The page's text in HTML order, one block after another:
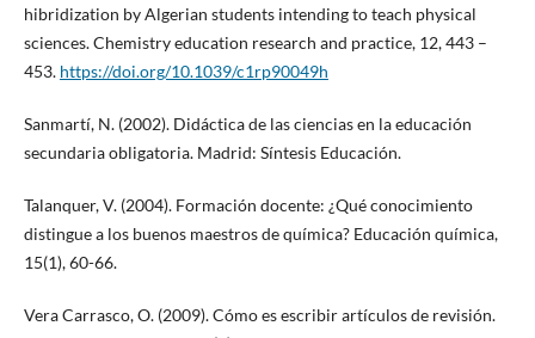
hibridization by Algerian students intending to teach physical
sciences. Chemistry education research and practice, 12, 443 –
453. https://doi.org/10.1039/c1rp90049h
Sanmartí, N. (2002). Didáctica de las ciencias en la educación
secundaria obligatoria. Madrid: Síntesis Educación.
Talanquer, V. (2004). Formación docente: ¿Qué conocimiento
distingue a los buenos maestros de química? Educación química,
15(1), 60-66.
Vera Carrasco, O. (2009). Cómo es escribir artículos de revisión.